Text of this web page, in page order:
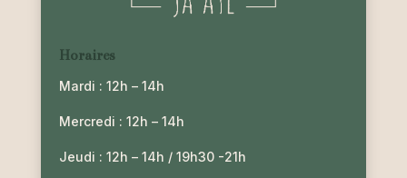
Horaires
Mardi : 12h – 14h
Mercredi : 12h – 14h
Jeudi : 12h – 14h / 19h30 -21h